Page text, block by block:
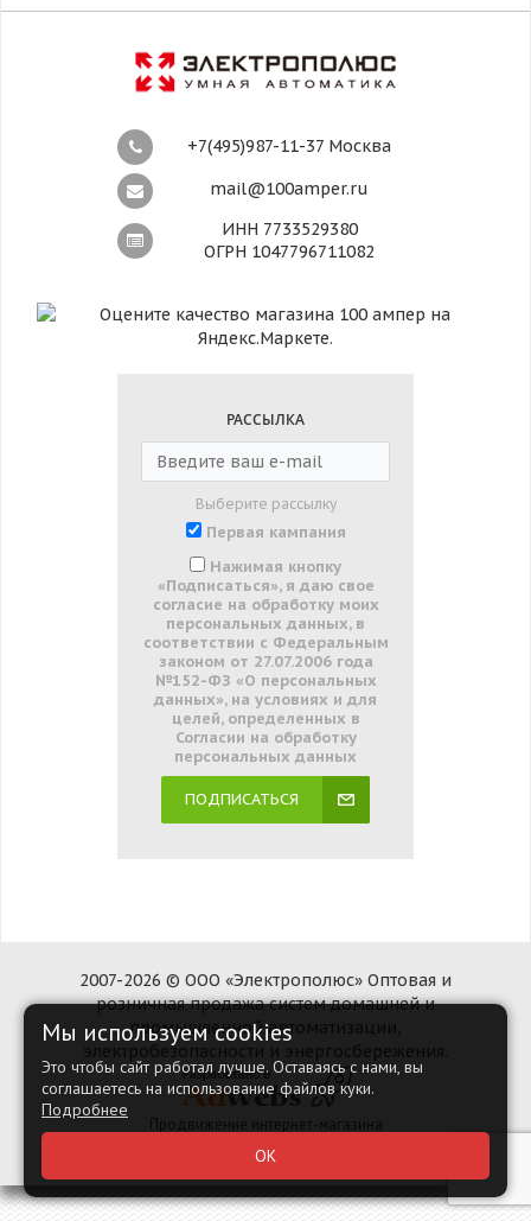
+7(495)987-11-37 Москва
mail@100amper.ru
ИНН 7733529380
ОГРН 1047796711082
РАССЫЛКА
Выберите рассылку
Первая кампания
Нажимая кнопку
«Подписаться», я даю свое
согласие на обработку моих
персональных данных, в
соответствии с Федеральным
законом от 27.07.2006 года
№152-ФЗ «О персональных
данных», на условиях и для
целей, определенных в
Согласии на обработку
персональных данных
ПОДПИСАТЬСЯ
2007-2026 © ООО «Электрополюс» Оптовая и
розничная продажа систем домашней и
промышленной автоматизации,
электробезопасности и энергосбережения.
Наверх
Мы используем cookies
Это чтобы сайт работал лучше. Оставаясь с нами, вы
соглашаетесь на использование файлов куки.
Подробнее
ОК